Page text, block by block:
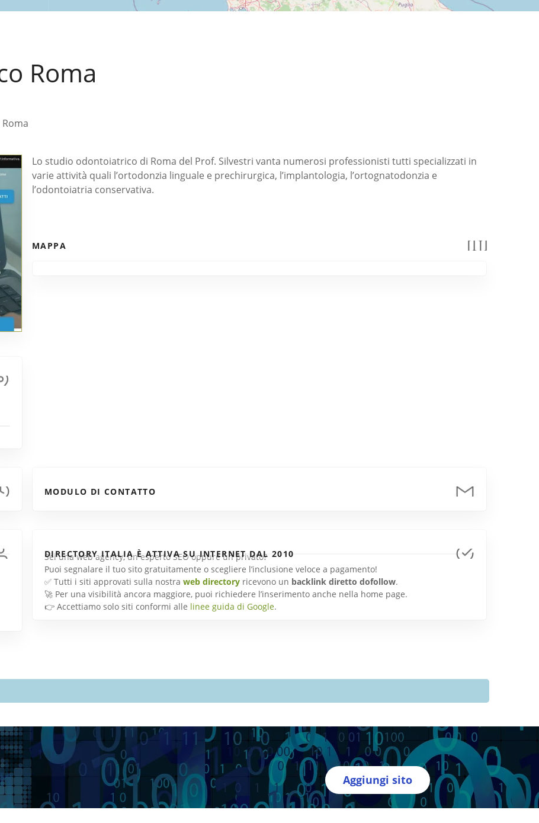
Roma
Lo studio odontoiatrico di Roma del Prof. Silvestri vanta numerosi professionisti tutti specializzati in
varie attività quali l’ortodonzia linguale e prechirurgica, l’implantologia, l’ortognatodonzia e
l’odontoiatria conservativa.
MAPPA
MODULO DI CONTATTO
DIRECTORY ITALIA È ATTIVA SU INTERNET DAL 2010
Sei una web agency, un esperto SEO oppure un privato?
Puoi segnalare il tuo sito gratuitamente o scegliere l’inclusione veloce a pagamento!
✅ Tutti i siti approvati sulla nostra web directoryricevono un backlink diretto dofollow.
🚀 Per una visibilità ancora maggiore, puoi richiedere l’inserimento anche nella home page.
👉 Accettiamo solo siti conformi alle linee guida di Google.
Aggiungi sito